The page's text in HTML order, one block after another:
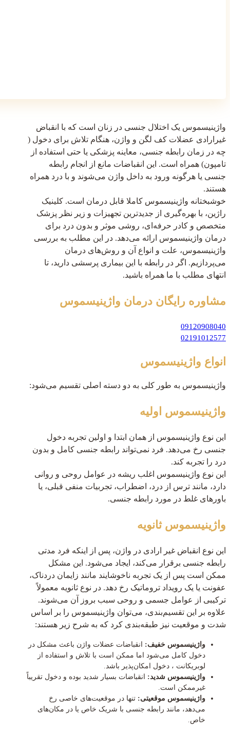
واژینیسموس یک اختلال جنسی در زنان است که با انقباض
غیرارادی عضلات کف لگن و واژن، هنگام تلاش برای دخول (
چه در زمان رابطه جنسی، معاینه پزشکی یا حتی استفاده از
تامپون) همراه است. این انقباضات مانع از انجام رابطه
جنسی یا هرگونه ورود به داخل واژن می‌شوند و با درد همراه
هستند.
خوشبختانه واژینیسموس کاملا قابل درمان است. کلینیک
راژین، با بهره‌گیری از جدیدترین تجهیزات و زیر نظر پزشک
متخصص و کادر حرفه‌ای، روشی موثر و بدون درد برای
درمان واژینیسموس ارائه می‌دهد. در این مطلب به بررسی
واژینیسموس، علت و انواع آن و روش‌های درمان
می‌پردازیم. اگر در رابطه با این بیماری پرسشی دارید، تا
انتهای مطلب با ما همراه باشید.
مشاوره رایگان درمان واژینیسموس
09120908040
02191012577
انواع واژینیسموس
واژینیسموس به طور کلی به دو دسته اصلی تقسیم می‌شود:
واژینیسموس اولیه
این نوع واژینیسموس از همان ابتدا و اولین تجربه دخول
جنسی رخ می‌دهد. فرد نمی‌تواند رابطه جنسی کامل و بدون
درد را تجربه کند.
این نوع واژینیسموس اغلب ریشه در عوامل روحی و روانی
دارد، مانند ترس از درد، اضطراب، تجربیات منفی قبلی، یا
باورهای غلط در مورد رابطه جنسی.
واژینیسموس ثانویه
این نوع انقباض غیر ارادی در واژن، پس از اینکه فرد مدتی
رابطه جنسی برقرار می‌کند، ایجاد می‌شود. این مشکل
ممکن است پس از یک تجربه ناخوشایند مانند زایمان دردناک،
عفونت یا یک رویداد تروماتیک رخ دهد. در نوع ثانویه معمولاً
ترکیبی از عوامل جسمی و روحی سبب بروز آن می‌شوند.
علاوه بر این تقسیم‌بندی، می‌توان واژینیسموس را بر اساس
شدت و موقعیت نیز طبقه‌بندی کرد که به شرح زیر هستند:
واژینیسموس خفیف: انقباضات عضلات واژن باعث مشکل در
دخول کامل می‌شود اما ممکن است با تلاش و استفاده از
لوبریکانت ، دخول امکان‌پذیر باشد.
واژینیسموس شدید: انقباضات بسیار شدید بوده و دخول تقریباً
غیرممکن است.
واژینیسموس موقعیتی: تنها در موقعیت‌های خاصی رخ
می‌دهد، مانند رابطه جنسی با شریک خاص یا در مکان‌های
خاص.